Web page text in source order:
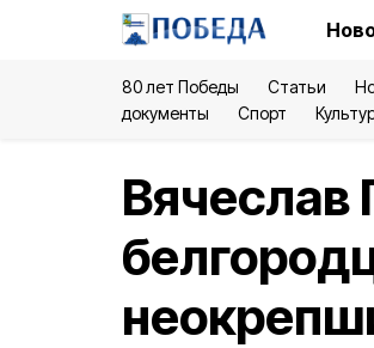
80 лет Победы Статьи
документы
Спорт
Вячеслав